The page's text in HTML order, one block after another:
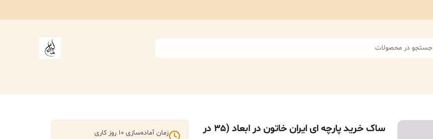
جستجو در محصولات
ساک خرید پارچه ای ایران خاتون در ابعاد (۳۵ در
زمان آماده‌سازی 10 روز کاری